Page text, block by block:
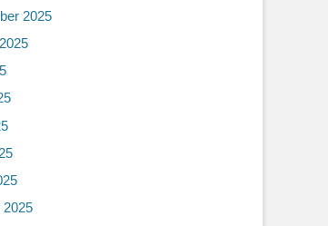
2025
2025